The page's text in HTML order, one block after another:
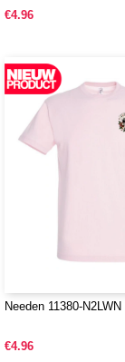
€4.96
Needen 11380-
€4.96